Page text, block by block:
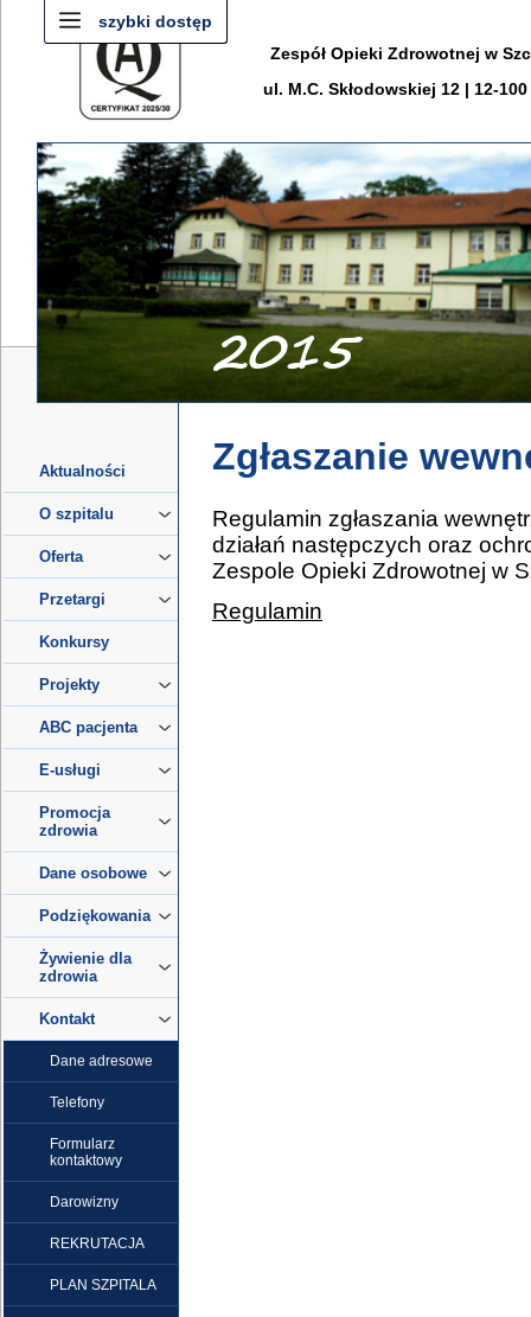
szybki dostęp
Zespół Opieki Zdrowotnej w
ul. M.C. Skłodowskiej 12 | 12-
Aktualności
O szpitalu
Oferta
Przetargi
Konkursy
Projekty
ABC pacjenta
E-usługi
Promocja
zdrowia
Dane osobowe
Podziękowania
Żywienie dla
zdrowia
Kontakt
Dane adresowe
Telefony
Formularz
kontaktowy
Darowizny
REKRUTACJA
PLAN SZPITALA
Zgłaszanie
Regulamin zgłaszania
działań następczych oraz
Zespole Opieki Zdrowotnej w
Regulamin